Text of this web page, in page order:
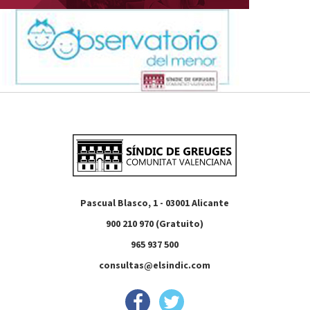
Pascual Blasco, 1 - 03001 Alicante
900 210 970 (Gratuito)
965 937 500
consultas@elsindic.com